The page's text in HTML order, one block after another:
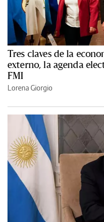
Tres claves de la
externo, la agenda
FMI
Lorena Giorgio